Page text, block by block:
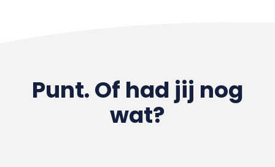
Punt. Of had jij nog
wat?